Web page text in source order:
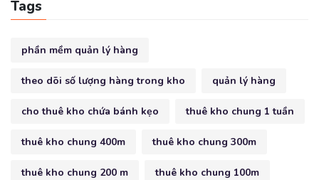
Tags
phần mềm quản lý hàng
theo dõi số lượng hàng trong kho quản lý hàng
cho thuê kho chứa bánh kẹo thuê kho chung 1 tuần
thuê kho chung 400m thuê kho chung 300m
thuê kho chung 200 m thuê kho chung 100m